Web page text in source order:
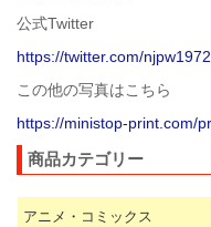
公式Twitter
https://twitter.com/njpw1972
この他の写真はこちら
https://ministop-print.com/
商品カテゴリー
アニメ・コミックス